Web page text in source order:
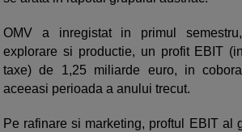
OMV a inregistat in primul
explorare si productie, un profit EBIT
taxe) de 1,25 miliarde euro, in
aceeasi perioada a anului trecut.
Pe rafinare si marketing, proftul EBIT al